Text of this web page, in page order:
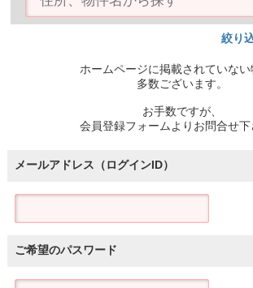
条件から探す
住宅ローン控除シミュレータ
絞り
ホームページに掲載されていない
多数ございます。
お手数ですが、
会員登録フォームよりお問合せ下
メールアドレス（ログインID）
ご希望のパスワード